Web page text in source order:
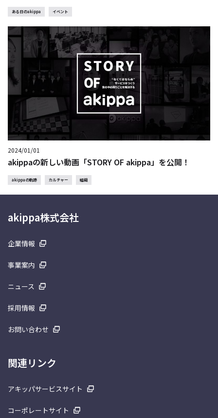
ある日のakippa イベント
2024/01/01
akippaの新しい動画「STORY OF akippa」を公開！
akippaの軌跡 カルチャー 組織
akippa株式会社
企業情報
事業案内
ニュース
採用情報
お問い合わせ
関連リンク
アキッパサービスサイト
コーポレートサイト